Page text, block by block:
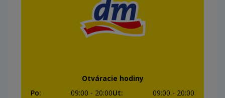
Otváracie hodiny
Po: 09:00 - 20:00Ut: 09:00 - 20:00